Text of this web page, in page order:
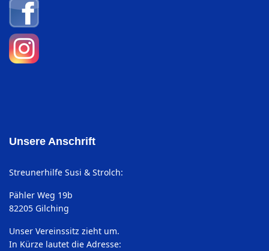
Unsere Anschrift
Streunerhilfe Susi & Strolch:
Pähler Weg 19b
82205 Gilching
Unser Vereinssitz zieht um.
In Kürze lautet die Adresse: